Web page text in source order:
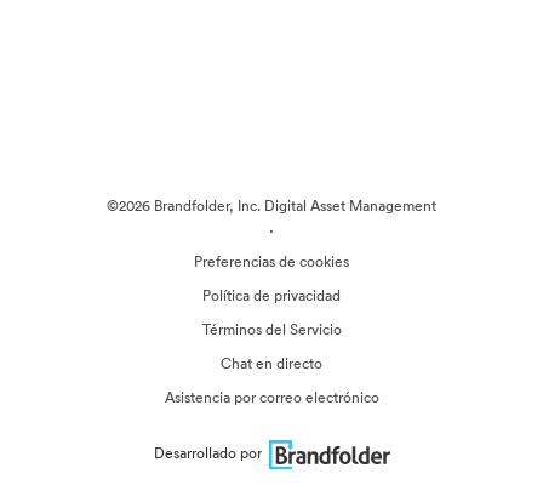
©2026 Brandfolder, Inc. Digital Asset Management
·
Preferencias de cookies
Política de privacidad
Términos del Servicio
Chat en directo
Asistencia por correo electrónico
Desarrollado por